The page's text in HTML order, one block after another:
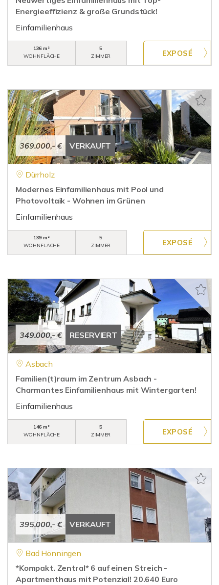
Energieeffizienz & große Grundstück!
Einfamilienhaus
136 m²
WOHNFLÄCHE
5
ZIMMER
369.000,- € VERKAUFT
Dürrholz
Modernes Einfamilienhaus mit Pool und
Photovoltaik - Wohnen im Grünen
Einfamilienhaus
139 m²
WOHNFLÄCHE
5
ZIMMER
349.000,- € RESERVIERT
Asbach
Familien(t)raum im Zentrum Asbach -
Charmantes Einfamilienhaus mit Wintergarten!
Einfamilienhaus
146 m²
WOHNFLÄCHE
5
ZIMMER
395.000,- € VERKAUFT
Bad Hönningen
*Kompakt. Zentral* 6 auf einen Streich -
Apartmenthaus mit Potenzial! 20.640 Euro